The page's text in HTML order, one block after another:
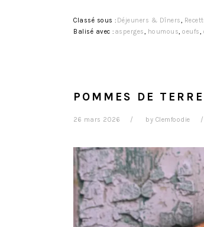
Classé sous : Déjeuners & Dîners,
Balisé avec : asperges, houmous, oeufs,
POMMES DE
26 mars 2026 by Clemfoodie